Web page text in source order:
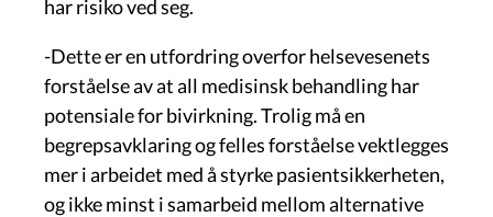
har risiko ved seg.
-Dette er en utfordring overfor helsevesenets
forståelse av at all medisinsk behandling har
potensiale for bivirkning. Trolig må en
begrepsavklaring og felles forståelse vektlegges
mer i arbeidet med å styrke pasientsikkerheten,
og ikke minst i samarbeid mellom alternative